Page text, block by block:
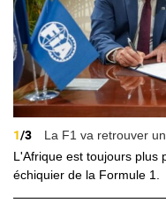
1/3
La F1 va retrouver
L'Afrique est toujours plus
échiquier de la Formule 1.